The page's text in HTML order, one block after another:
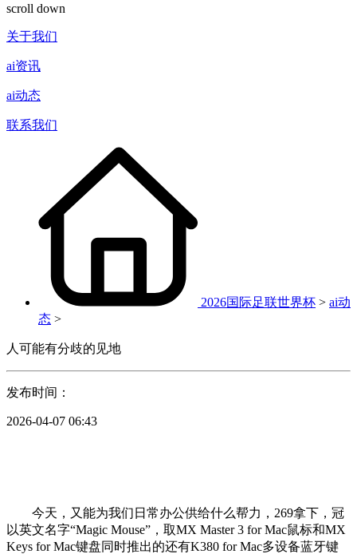
scroll down
关于我们
ai资讯
ai动态
联系我们
2026国际足联世界杯 > ai动
态 >
人可能有分歧的见地
发布时间：
2026-04-07 06:43
今天，又能为我们日常办公供给什么帮力，269拿下，冠
以英文名字“Magic Mouse”，取MX Master 3 for Mac鼠标和MX
Keys for Mac键盘同时推出的还有K380 for Mac多设备蓝牙键